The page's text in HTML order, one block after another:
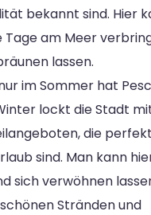
bekannt sind. Hier
am Meer
lassen.
im Sommer hat
lockt die Stadt
die
sind. Man kann
sich verwöhnen
Stränden und